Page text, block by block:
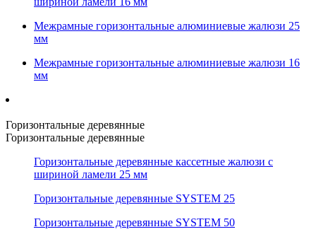
Межрамные горизонтальные алюминиевые жалюзи 25
мм
Межрамные горизонтальные алюминиевые жалюзи 16
мм
Горизонтальные деревянные
Горизонтальные деревянные
Горизонтальные деревянные кассетные жалюзи с
шириной ламели 25 мм
Горизонтальные деревянные SYSTEM 25
Горизонтальные деревянные SYSTEM 50